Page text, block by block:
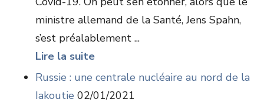
ministre allemand de la Santé, Jens Spahn,
s’est préalablement ...
Lire la suite
Russie : une centrale nucléaire au nord de la
Iakoutie 02/01/2021